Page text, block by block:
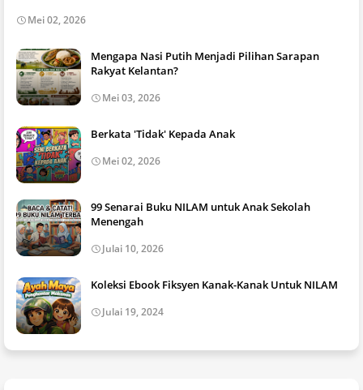
Mei 02, 2026
Mengapa Nasi Putih Menjadi Pilihan Sarapan
Rakyat Kelantan?
Mei 03, 2026
Berkata 'Tidak' Kepada Anak
Mei 02, 2026
99 Senarai Buku NILAM untuk Anak Sekolah
Menengah
Julai 10, 2026
Koleksi Ebook Fiksyen Kanak-Kanak Untuk NILAM
Julai 19, 2024